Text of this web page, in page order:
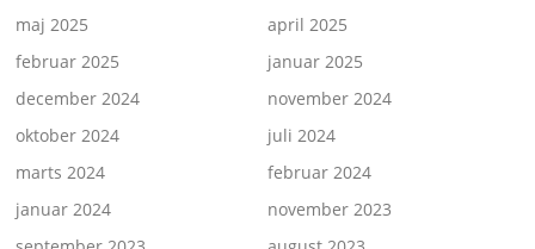
maj 2025
april 2025
februar 2025
januar 2025
december 2024
november 2024
oktober 2024
juli 2024
marts 2024
februar 2024
januar 2024
november 2023